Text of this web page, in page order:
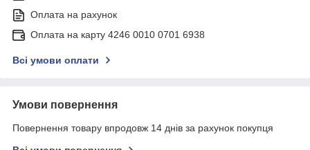
Оплата на рахунок
Оплата на карту 4246 0010 0701 6938
Всі умови оплати
Умови повернення
Повернення товару впродовж 14 днів за рахунок покупця